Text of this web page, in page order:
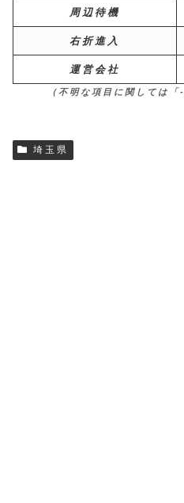
周辺待機
右折進入
運営会社
（不明な項目に関しては
埼玉県